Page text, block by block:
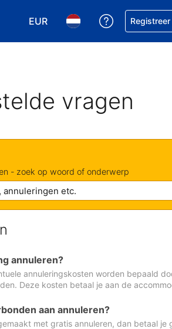
EUR
Kies je valuta. Je huidige valuta
Kies je taal. Je
Krijg hulp
vragen
- zoek op woord of onderwerp
annuleren?
annuleringskosten worden bepaald
Deze kosten betaal je aan de
aan annuleren?
met gratis annuleren, dan betaal